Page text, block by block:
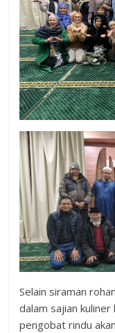
Selain siraman
dalam sajian
pengobat rindu